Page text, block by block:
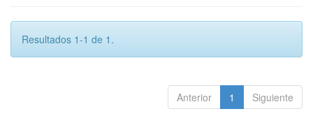
Resultados 1-1 de 1.
Anterior 1 Siguiente